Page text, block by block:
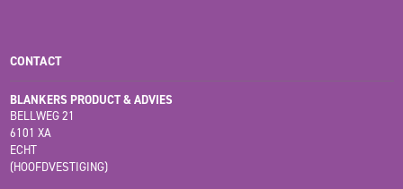
CONTACT
BLANKERS PRODUCT & ADVIES
BELLWEG 21
6101 XA
ECHT
(HOOFDVESTIGING)